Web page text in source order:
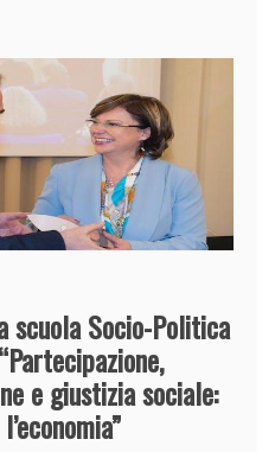
scuola Socio-Politica
e giustizia sociale: